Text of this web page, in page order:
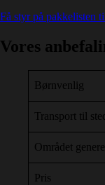
Få styr på pakkelisten
Vores
Børnvenlig
Transport til
Området
Pris